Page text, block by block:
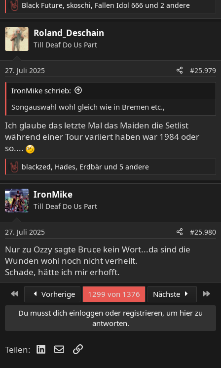
R
e
a
k
n
e
n
Black Future, skoschi, Fallen Idol 666 und 2 andere
Roland_Deschain
Till Deaf Do Us Part
27. Juli 2025 #25.979
IronMike schrieb:
Songauswahl wohl gleich wie in Bremen etc.,
Ich glaube das letzte Mal das Maiden die Setlist
während einer Tour variiert haben war 1984 oder
so....
R
e
a
k
t
n
e
n
:
blackzed, Hades, Erdbär und 5 andere
IronMike
Till Deaf Do Us Part
27. Juli 2025 #25.980
Nur zu Ozzy sagte Bruce kein Wort...da sind die
Wunden wohl noch nicht verheilt.
Schade, hätte ich mir erhofft.
Erste Vorherige 1299 von 1376 Nächste
Du musst dich einloggen oder registrieren, um hier zu
antworten.
Teilen: LinkedIn
E-MailLink